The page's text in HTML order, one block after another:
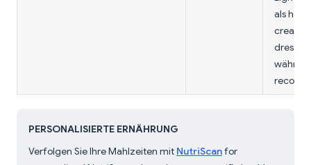
als
creamy
PERSONALISIERTE ERNÄHRUNG
Verfolgen Sie Ihre Mahlzeiten mit NutriScanfor